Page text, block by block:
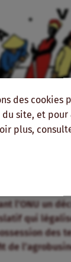
des cookies
site, et pour
plus,
organisations
l’ONU un
qui
des
de